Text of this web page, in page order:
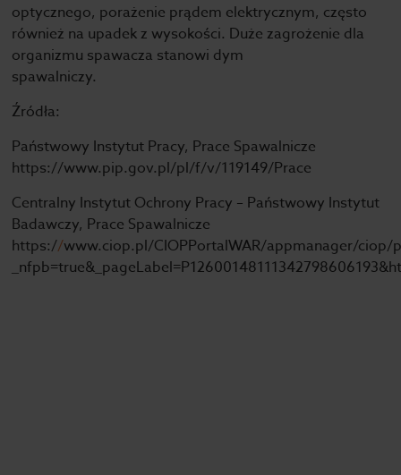
optycznego, porażenie prądem elektrycznym, często
również na upadek z wysokości. Duże zagrożenie dla
organizmu spawacza stanowi dym
spawalniczy.
Źródła:
Państwowy Instytut Pracy, Prace Spawalnicze
https://www.pip.gov.pl/pl/f/v/119149/Prace
Centralny Instytut Ochrony Pracy – Państwowy Instytut
Badawczy, Prace Spawalnicze
https://www.ciop.pl/CIOPPortalWAR/appmanager/ciop/